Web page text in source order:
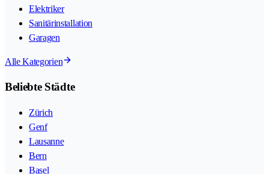
Elektriker
Sanitärinstallation
Garagen
Alle Kategorien
Beliebte Städte
Zürich
Genf
Lausanne
Bern
Basel